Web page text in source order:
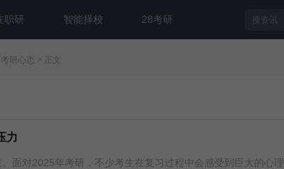
职研 智能择校 28考研
考研心态 > 正文
力
对2025年考研，不少考生在复习过程中会感受到巨大的心理